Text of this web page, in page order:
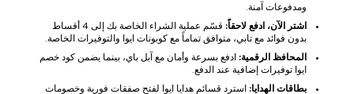
ومدفوعات آمنة.
اشتر الآن، ادفع لاحقاً:
قسّم عملية الشراء الخاصة بك إلى 4 أقساط
بدون فوائد مع تابي، متوافق تماماً مع كوبونات ايوا والتوفيرات الخاصة.
المحافظ الرقمية: ادفع بسرعة وأمان مع آبل باي، بينما يضمن كود خصم
ايوا توفيرات إضافية عند الدفع.
بطاقات الهدايا: استرد قسائم هدايا ايوا لفتح صفقات فورية وخصومات